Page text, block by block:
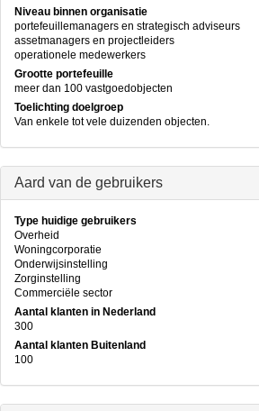
Niveau binnen organisatie
portefeuillemanagers en strategisch adviseurs
assetmanagers en projectleiders
operationele medewerkers
Grootte portefeuille
meer dan 100 vastgoedobjecten
Toelichting doelgroep
Van enkele tot vele duizenden objecten.
Aard van de gebruikers
Type huidige gebruikers
Overheid
Woningcorporatie
Onderwijsinstelling
Zorginstelling
Commerciële sector
Aantal klanten in Nederland
300
Aantal klanten Buitenland
100